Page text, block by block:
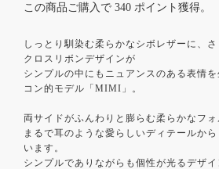
この商品ご購入で 340 ポイント獲得。
しっとり馴染む柔らかなシボレザーに、
クロスリボンデザインが
シンプルの中にもニュアンスのある表情
コン的モデル「MIMI」。
両サイドがふんわりと膨らむ柔らかなフォ
まるで耳のような愛らしいディテールか
います。
シンプルでありながらも個性が光るデザイ